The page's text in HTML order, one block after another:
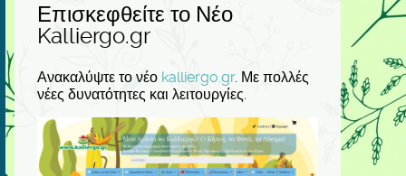
Επισκεφθείτε το Νέο
Kalliergo.gr
Ανακαλύψτε το νέο kalliergo.gr. Με πολλές
νέες δυνατότητες και λειτουργίες.